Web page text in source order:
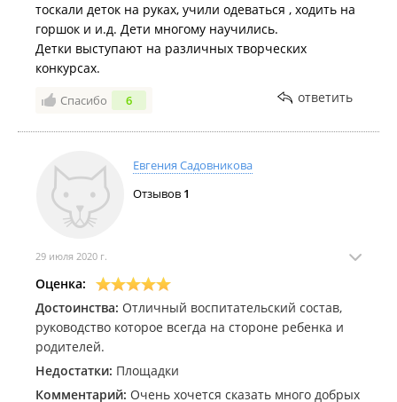
тоскали деток на руках, учили одеваться , ходить на
горшок и и.д. Дети многому научились.
Детки выступают на различных творческих
конкурсах.
Спасибо 6 ответить
Евгения Садовникова
Отзывов 1
29 июля 2020 г.
Оценка:
Достоинства: Отличный воспитательский состав,
руководство которое всегда на стороне ребенка и
родителей.
Недостатки: Площадки
Комментарий: Очень хочется сказать много добрых